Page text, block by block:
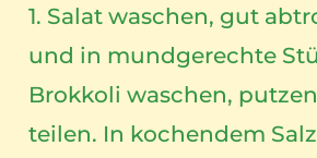
1. Salat waschen, gut
und in mundgerechte
Brokkoli waschen,
teilen. In kochendem